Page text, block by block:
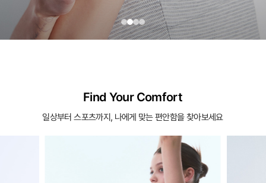
Find Your Comfort
일상부터 스포츠까지, 나에게 맞는 편안함을 찾아보세요